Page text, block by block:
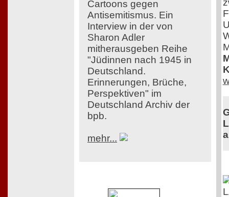
Cartoons gegen
Antisemitismus. Ein
Interview in der von
Sharon Adler
mitherausgeben Reihe
"Jüdinnen nach 1945 in
Deutschland.
Erinnerungen, Brüche,
Perspektiven" im
Deutschland Archiv der
bpb.
mehr...